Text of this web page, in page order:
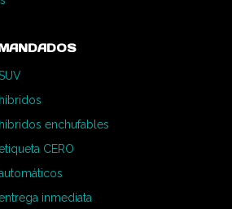
enchufables
CERO
inmediata